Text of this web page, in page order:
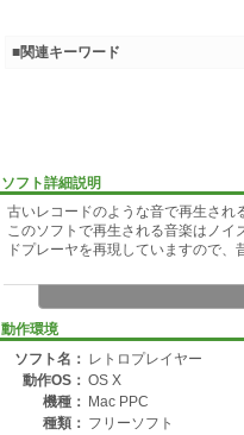
ソフト詳細説明
古いレコードのような音で再生され
このソフトで再生される音楽はノ
ドプレーヤを再現していますので、
動作環境
ソフト名： レトロプレイヤー
動作OS： OS X
機種： Mac PPC
種類： フリーソフト
■関連キーワード